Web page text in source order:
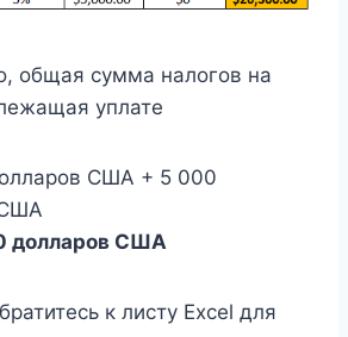
общая сумма налогов на
уплате
США + 5 000
долларов США
к листу Excel для